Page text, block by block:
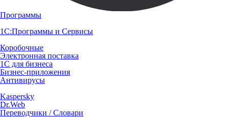
Программы
1С:Программы и Сервисы
Коробочные
Электронная поставка
1С для бизнеса
Бизнес-приложения
Антивирусы
Kaspersky
Dr.Web
Переводчики / Словари